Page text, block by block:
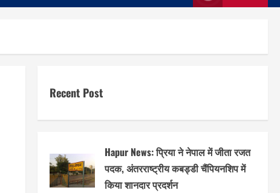
Recent Post
Hapur News: प्रिया ने नेपाल में जीता रजत
पदक, अंतरराष्ट्रीय कबड्डी चैंपियनशिप में
किया शानदार प्रदर्शन